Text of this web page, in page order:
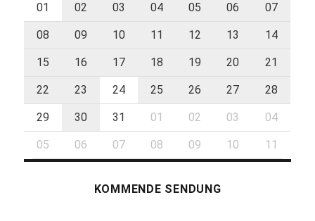
01 02 03 04 05 06 07
08 09 10 11 12 13 14
15 16 17 18 19 20 21
22 23 24 25 26 27 28
29 30 31 01 02 03 04
05 06 07 08 09 10 11
KOMMENDE SENDUNG